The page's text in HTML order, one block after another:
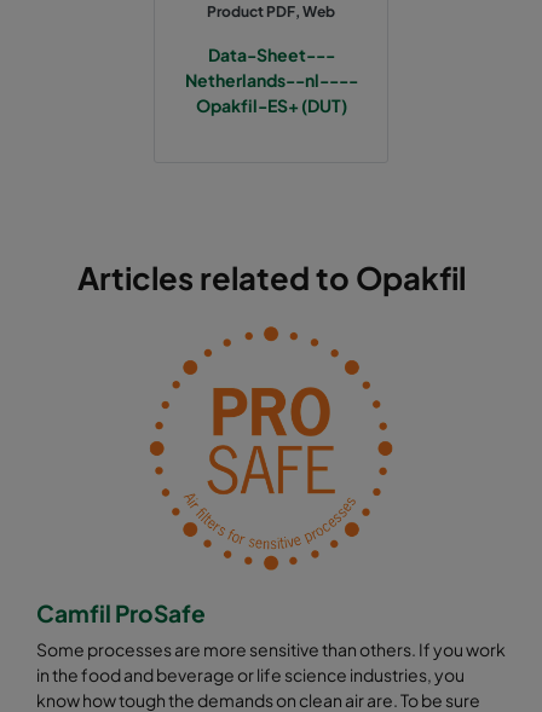
Product PDF, Web
Data-Sheet---
Netherlands--nl----
Opakfil-ES+ (DUT)
Articles related to Opakfil
Camfil ProSafe
Some processes are more sensitive than others. If you work
in the food and beverage or life science industries, you
know how tough the demands on clean air are. To be sure